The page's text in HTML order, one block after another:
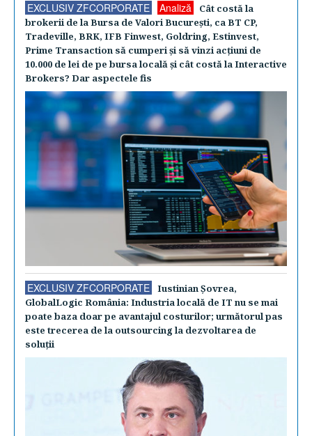
EXCLUSIV ZFCORPORATE Analiză
Cât costă la
brokerii de la Bursa de Valori Bucureşti, ca BT CP,
Tradeville, BRK, IFB Finwest, Goldring, Estinvest,
Prime Transaction să cumperi şi să vinzi acţiuni de
10.000 de lei de pe bursa locală şi cât costă la Interactive
Brokers? Dar aspectele fis
EXCLUSIV ZFCORPORATE
Iustinian Şovrea,
GlobalLogic România: Industria locală de IT nu se mai
poate baza doar pe avantajul costurilor; următorul pas
este trecerea de la outsourcing la dezvoltarea de
soluţii